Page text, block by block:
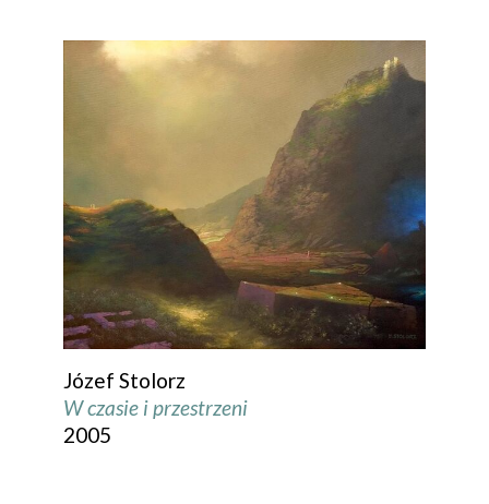
Józef Stolorz
W czasie i przestrzeni
2005